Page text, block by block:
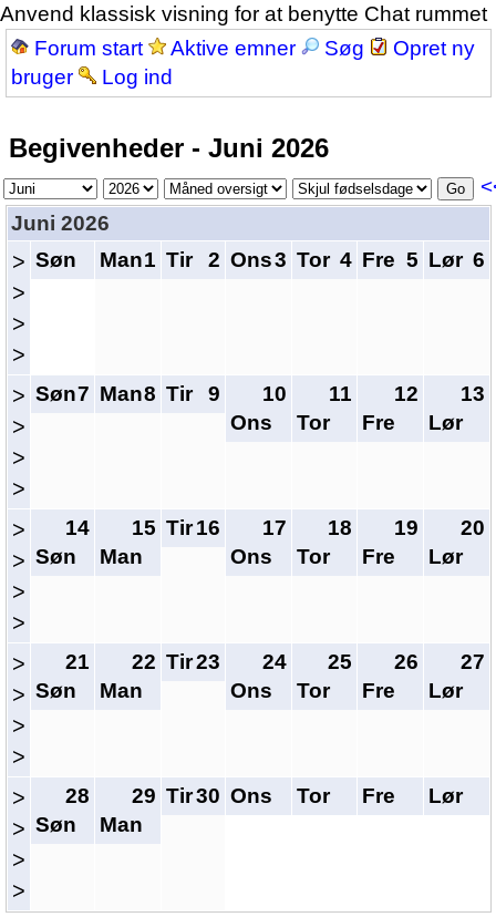
Anvend klassisk visning for at benytte Chat rummet
Forum start
Aktive emner Søg
Opret ny
bruger
Log ind
Begivenheder - Juni 2026
Juni 2026
>
>
>
>
Søn 1
Man 2
Tir 3
Ons 4
Tor 5
Fre 6
Lør
>
>
>
>
7
Søn 8
Man 9
Tir
10
Ons
11
Tor
12
Fre
13
Lør
>
>
>
>
14
Søn
15
Man
16
Tir
17
Ons
18
Tor
19
Fre
20
Lør
>
>
>
>
21
Søn
22
Man
23
Tir
24
Ons
25
Tor
26
Fre
27
Lør
>
>
>
>
28
Søn
29
Man
30
Tir Ons Tor Fre Lør